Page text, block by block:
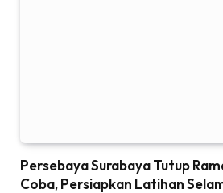
Persebaya Surabaya Tutup
Coba, Persiapkan Latihan